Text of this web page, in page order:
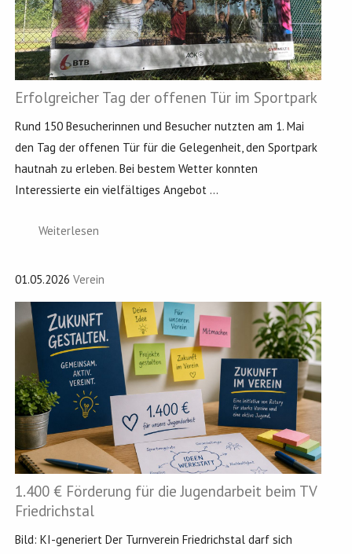
Erfolgreicher Tag der offenen Tür im Sportpark
Rund 150 Besucherinnen und Besucher nutzten am 1. Mai
den Tag der offenen Tür für die Gelegenheit, den Sportpark
hautnah zu erleben. Bei bestem Wetter konnten
Interessierte ein vielfältiges Angebot ...
Weiterlesen
01.05.2026 Verein
1.400 € Förderung für die Jugendarbeit beim TV
Friedrichstal
Bild: KI-generiert Der Turnverein Friedrichstal darf sich